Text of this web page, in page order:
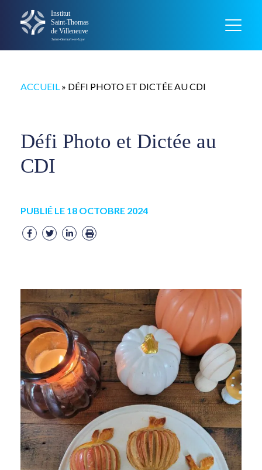
ACCUEIL » DÉFI PHOTO ET DICTÉE AU CDI
Défi Photo et Dictée au
CDI
PUBLIÉ LE 18 OCTOBRE 2024